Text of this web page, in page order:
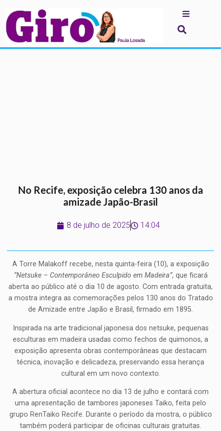
No Recife, exposição celebra 130 anos da
amizade Japão-Brasil
8 de julho de 2025 14:04
A Torre Malakoff recebe, nesta quinta-feira (10), a exposição
“Netsuke – Contemporâneo Esculpido em Madeira”, que ficará
aberta ao público até o dia 10 de agosto. Com entrada gratuita,
a mostra integra as comemorações pelos 130 anos do Tratado
de Amizade entre Japão e Brasil, firmado em 1895.
Inspirada na arte tradicional japonesa dos netsuke, pequenas
esculturas em madeira usadas como fechos de quimonos, a
exposição apresenta obras contemporâneas que destacam
técnica, inovação e delicadeza, preservando essa herança
cultural em um novo contexto.
A abertura oficial acontece no dia 13 de julho e contará com
uma apresentação de tambores japoneses Taiko, feita pelo
grupo RenTaiko Recife. Durante o período da mostra, o público
também poderá participar de oficinas culturais gratuitas.